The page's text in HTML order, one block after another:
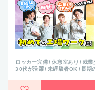
ロッカー完備 休憩室あり 残業
30代が活躍
未経験者OK 長期